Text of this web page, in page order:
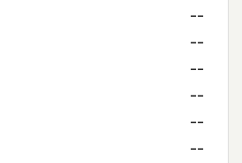
--
--
--
--
--
--